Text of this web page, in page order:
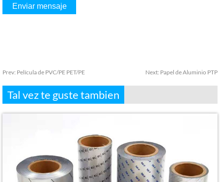
Prev: Película de PVC/PE PET/PE Next: Papel de Aluminio PTP
Tal vez te guste tambien